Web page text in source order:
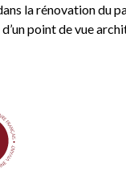
la rénovation du
point de vue